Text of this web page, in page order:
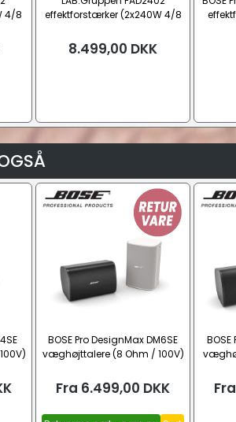
4/8
effektforstærker (2x240W 4/8
8.499,00 DKK
BOSE Pro DesignMax DM6SE
væghøjttalere (8 Ohm / 100V)
Fra 6.499,00 DKK
BOSE
Fra